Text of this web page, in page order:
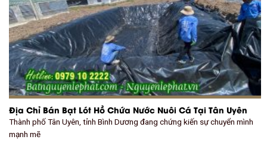
Địa Chỉ Bán Bạt Lót Hồ Chứa Nước Nuôi Cá Tại Tân Uyên
Thành phố Tân Uyên, tỉnh Bình Dương đang chứng kiến sự chuyển mình
mạnh mẽ